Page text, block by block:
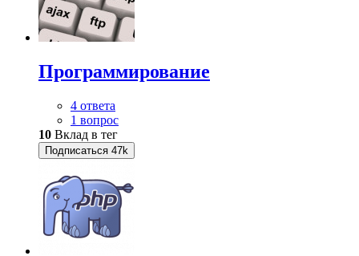
Программирование
4 ответа
1 вопрос
10 Вклад в тег
Подписаться 47k